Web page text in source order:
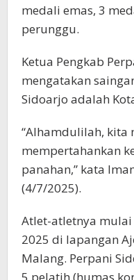
medali emas, 3
perunggu.
Ketua Pengkab
mengatakan
Sidoarjo adalah
“Alhamdulilah, kita
mempertahankan
panahan,” kata
(4/7/2025).
Atlet-atletnya mulai
2025 di lapangan
Malang. Perpani